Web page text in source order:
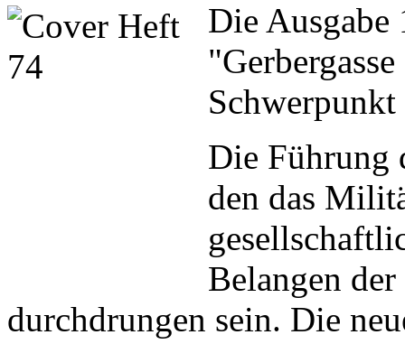
Die
Schwerpunkt
Die Führung
den das
Belangen
durchdrungen sein. Die